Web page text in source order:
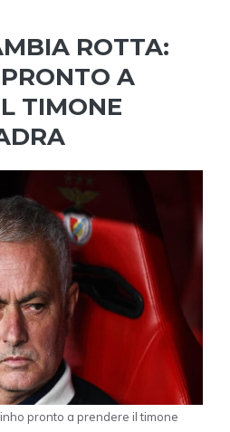
ROTTA:
A
TIMONE
pronto a prendere il timone